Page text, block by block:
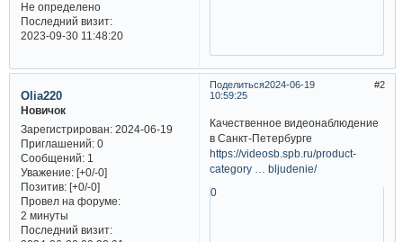
Не определено
Последний визит:
2023-09-30 11:48:20
Поделиться 2
2024-06-19
10:59:25
Olia220
Новичок
Зарегистрирован: 2024-06-19
Приглашений:0
Сообщений:1
Уважение: [+0/-0]
Позитив: [+0/-0]
Провел на форуме:
2 минуты
Последний визит:
Качественное видеонаблюдение
в Санкт-Петербурге
https://videosb.spb.ru/product-
category … bljudenie/
0